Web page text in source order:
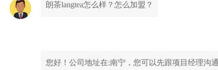
朗茶langtea怎么样？怎么加盟？
您好！公司地址在:南宁，您可以先跟项目经理沟